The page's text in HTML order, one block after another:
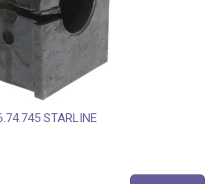
STARLINE